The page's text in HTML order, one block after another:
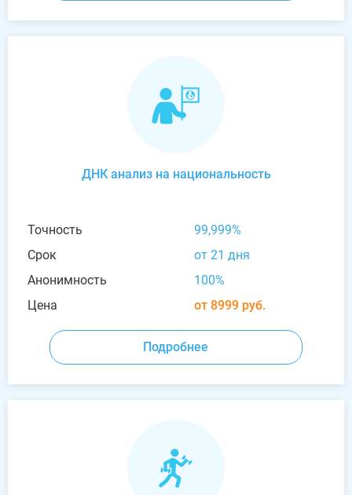
ДНК анализ на национальность
Точность
99,999%
Срок
от 21 дня
Анонимность
100%
Цена
от 8999 руб.
Подробнее